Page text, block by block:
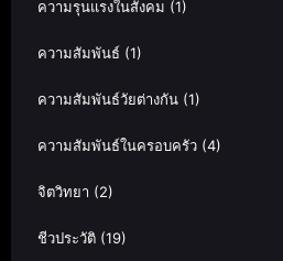
ความรุนแรงในสังคม (1)
ความสัมพันธ์ (1)
ความสัมพันธ์วัยต่างกัน (1)
ความสัมพันธ์ในครอบครัว (4)
จิตวิทยา (2)
ชีวประวัติ (19)